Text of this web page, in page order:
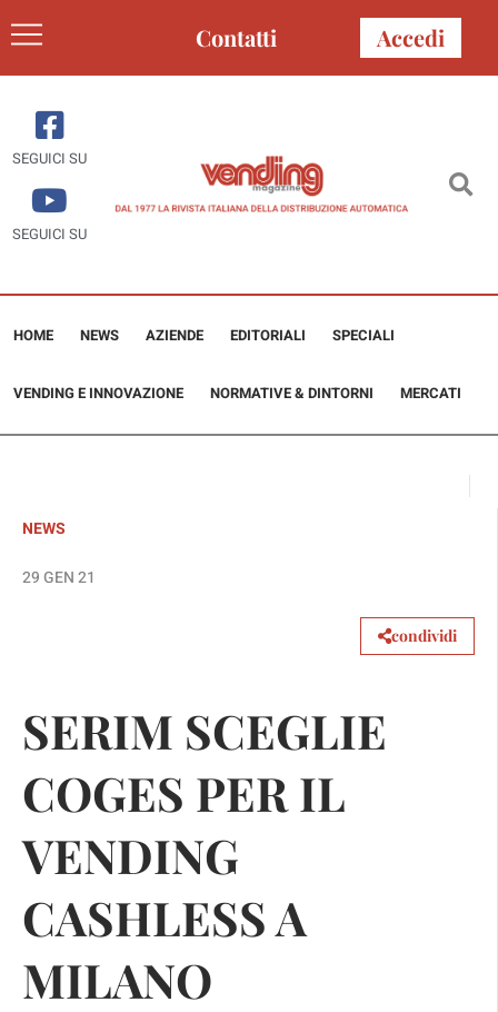
Contatti Accedi
SEGUICI SU
SEGUICI SU
HOME NEWS AZIENDE EDITORIALI SPECIALI
VENDING E INNOVAZIONE NORMATIVE & DINTORNI MERCATI
NEWS
29 GEN 21
condividi
SERIM SCEGLIE
COGES PER IL
VENDING
CASHLESS A
MILANO